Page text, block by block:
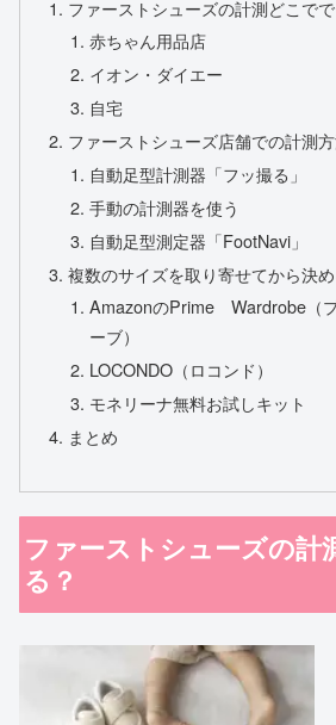
ファーストシューズの計測どこで
赤ちゃん用品店
イオン・ダイエー
自宅
ファーストシューズ店舗での計測
自動足型計測器「フッ撮る」
手動の計測器を使う
自動足型測定器「FootNavi」
複数のサイズを取り寄せてから決
AmazonのPrime Wardrobe（
ーブ）
LOCONDO（ロコンド）
モネリーナ無料お試しキット
まとめ
ファーストシューズの計
る？